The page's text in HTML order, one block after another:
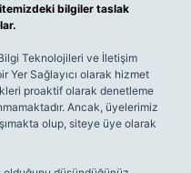
bilgiler taslak
Teknolojileri ve İletişim
Yer Sağlayıcı olarak hizmet
proaktif olarak denetleme
Ancak, üyelerimiz
olup, siteye üye olarak